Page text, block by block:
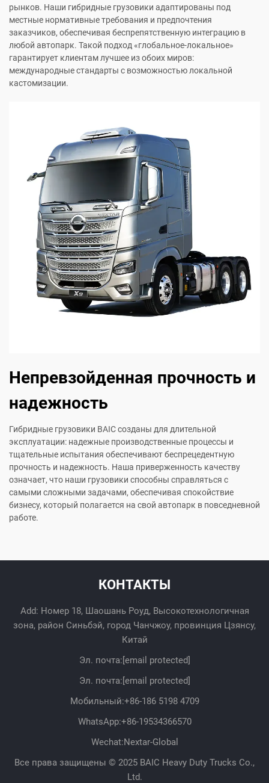
рынков. Наши гибридные грузовики адаптированы под
местные нормативные требования и предпочтения
заказчиков, обеспечивая беспрепятственную интеграцию в
любой автопарк. Такой подход «глобальное-локальное»
гарантирует клиентам лучшее из обоих миров:
международные стандарты с возможностью локальной
кастомизации.
Непревзойденная прочность и
надежность
Гибридные грузовики BAIC созданы для длительной
эксплуатации: надежные производственные процессы и
тщательные испытания обеспечивают беспрецедентную
прочность и надежность. Наша приверженность качеству
означает, что наши грузовики способны справляться с
самыми сложными задачами, обеспечивая спокойствие
бизнесу, который полагается на свой автопарк в повседневной
работе.
КОНТАКТЫ
Add: Номер 18, Шаошань Роуд, Высокотехнологичная
зона, район Синьбэй, город Чанчжоу, провинция Цзянсу,
Китай
Эл. почта:[email protected]
Эл. почта:[email protected]
Мобильный:+86-186 5198 4709
WhatsApp:+86-19534366570
Wechat:Nextar-Global
Все права защищены © 2025 BAIC Heavy Duty Trucks Co.,
Ltd.